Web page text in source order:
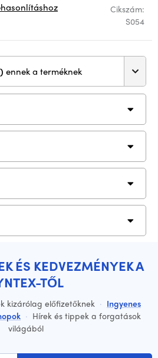
Cikszám:
S054
(3) ennek a terméknek
ÉS KEDVEZMÉNYEK A
TŐL
kizárólag előfizetőknek · Ingyenes
· Hírek és tippek a forgatások
világából